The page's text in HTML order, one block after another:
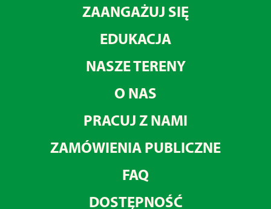
ZAANGAŻUJ SIĘ
EDUKACJA
NASZE TERENY
O NAS
PRACUJ Z NAMI
ZAMÓWIENIA PUBLICZNE
FAQ
DOSTĘPNOŚĆ